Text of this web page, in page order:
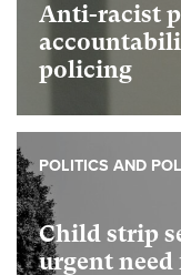
Anti-racist
policing
Child strip
urgent
POLITICS AND